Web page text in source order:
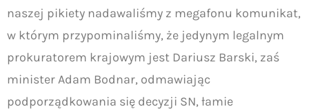
naszej pikiety nadawaliśmy z megafonu komunikat,
w którym przypominaliśmy, że jedynym legalnym
prokuratorem krajowym jest Dariusz Barski, zaś
minister Adam Bodnar, odmawiając
podporządkowania się decyzji SN, łamie